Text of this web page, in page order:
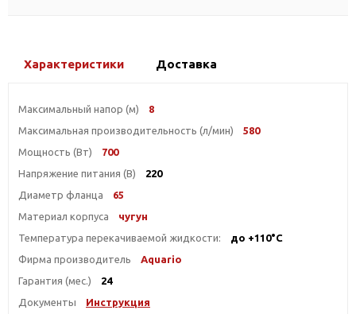
Характеристики Доставка
Максимальный напор (м)
8
Максимальная производительность (л/мин)
580
Мощность (Вт)
700
Напряжение питания (В)
220
Диаметр фланца
65
Материал корпуса
чугун
Температура перекачиваемой жидкости:
до +110°С
Фирма производитель
Aquario
Гарантия (мес.)
24
Документы
Инструкция